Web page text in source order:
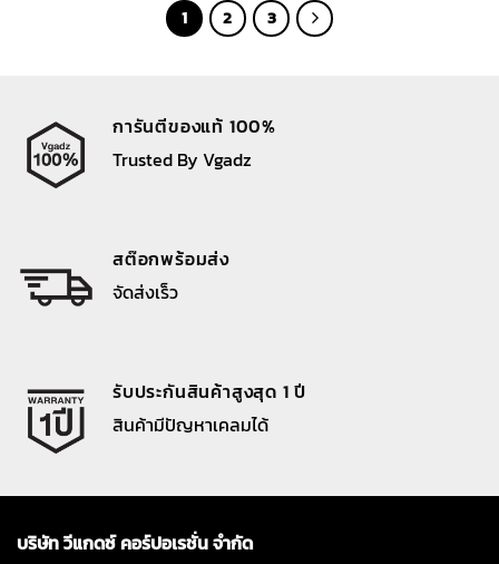
790 ฿.
1 2 3
การันตีของแท้ 100%
Trusted By Vgadz
สต๊อกพร้อมส่ง
จัดส่งเร็ว
รับประกันสินค้าสูงสุด 1 ปี
สินค้ามีปัญหาเคลมได้
บริษัท วีแกดซ์ คอร์ปอเรชั่น จำกัด